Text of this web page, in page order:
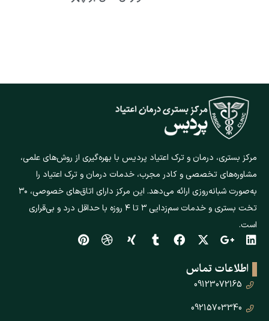
مرکز بستری، درمان و ترک اعتیاد پردیس با بهره‌گیری از روش‌های علمی،
مشاوره‌های تخصصی و کادر مجرب، خدمات درمان و ترک اعتیاد را
به‌صورت شبانه‌روزی ارائه می‌دهد. این مرکز دارای اتاق‌های خصوصی، ۳۰
تخت بستری و خدمات سم‌زدایی ۳ تا ۴ روزه با حداقل درد و بی‌قراری
است.
اطلاعات تماس
09123072165
09215703340